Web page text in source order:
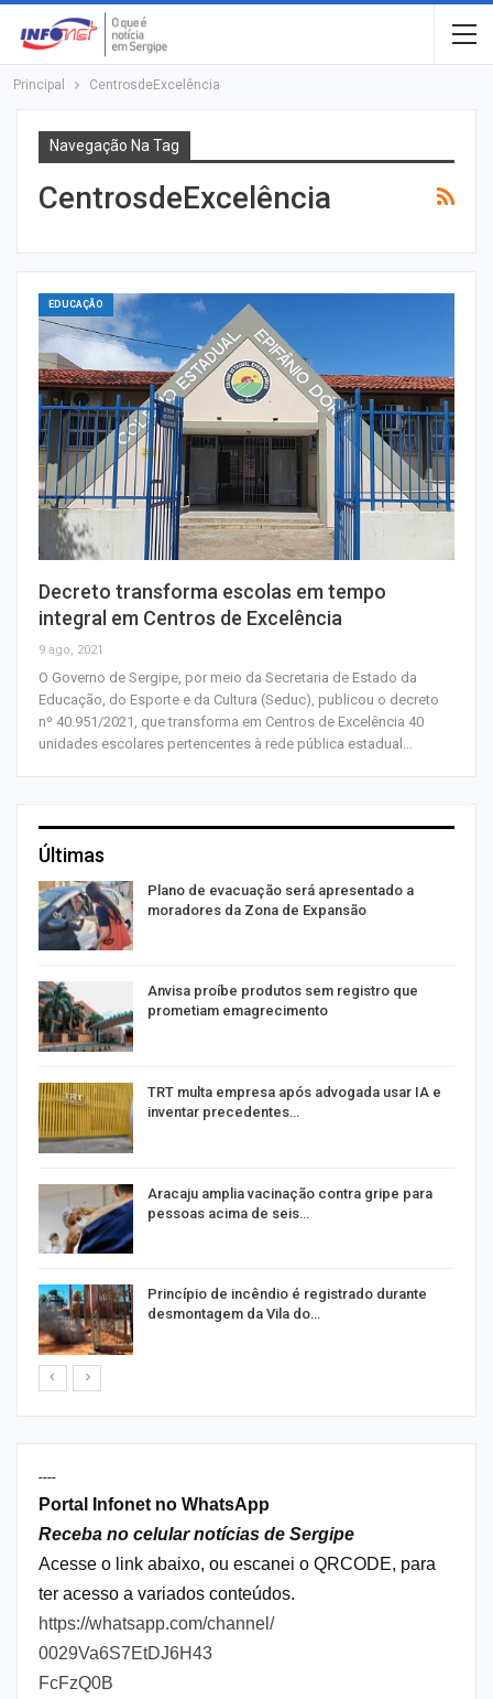
Principal CentrosdeExcelência
Navegação Na Tag
CentrosdeExcelência
EDUCAÇÃO
Decreto transforma escolas em tempo
integral em Centros de Excelência
9 ago, 2021
O Governo de Sergipe, por meio da Secretaria de Estado da
Educação, do Esporte e da Cultura (Seduc), publicou o decreto
nº 40.951/2021, que transforma em Centros de Excelência 40
unidades escolares pertencentes à rede pública estadual…
Últimas
Plano de evacuação será apresentado a
moradores da Zona de Expansão
Anvisa proíbe produtos sem registro que
prometiam emagrecimento
TRT multa empresa após advogada usar IA e
inventar precedentes…
Aracaju amplia vacinação contra gripe para
pessoas acima de seis…
Princípio de incêndio é registrado durante
desmontagem da Vila do…
----
Portal Infonet no WhatsApp
Receba no celular notícias de Sergipe
Acesse o link abaixo, ou escanei o QRCODE, para
ter acesso a variados conteúdos.
https://whatsapp.com/channel/
0029Va6S7EtDJ6H43
FcFzQ0B